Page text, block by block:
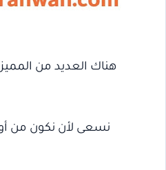
هناك العديد من
نسعى لأن نكون من